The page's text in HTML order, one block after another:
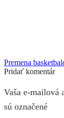
Premena
Pridať komentár
Vaša e-mailová
sú označené